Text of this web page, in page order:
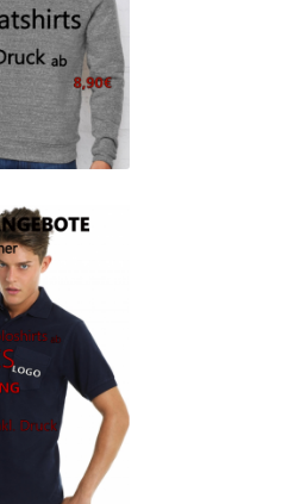
WAIBLINGEN /
– Firmenlogo
– Firmenlogo
selber gestalten und